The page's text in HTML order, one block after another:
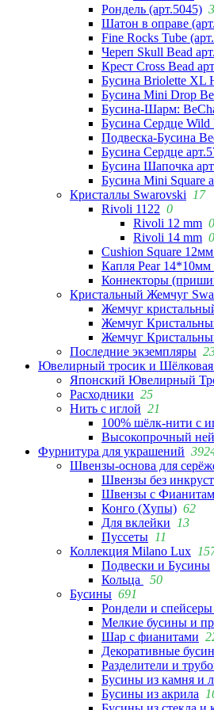
Рондель (арт.5045) 3
Шатон в оправе
Fine Rocks Tube
Череп Skull Bead
Крест Cross Bead
Бусина Briolette XL
Бусина Mini Drop
Бусина-Шарм:
Бусина Сердце Wild
Подвеска-Бусина
Бусина Сердце
Бусина Шапочка
Бусина Mini Square
Кристаллы Swarovski
17
Rivoli 1122 0
Rivoli 12 mm 0
Rivoli 14 mm 0
Cushion Square
Капля Pear 14*10мм
Коннекторы
Кристальный Жемчуг
Жемчуг
Жемчуг
Жемчуг
Последние экземпляры
Ювелирный тросик и Шёлковая
Японский Ювелирный
Расходники 25
Нить с иглой 21
100% шёлк-нити с
Высокопрочный
Фурнитура для украшений
Швензы-основа для
Швензы без
Швензы с
Конго (Хупы) 62
Для вклейки
13
Пуссеты 11
Коллекция Milano Lux
Подвески и Бусины
Кольца
50
Бусины 691
Рондели и
Мелкие бусины и
Шар с фианитами
Декоративные
Разделители и
Бусины из камня и
Бусины из акрила